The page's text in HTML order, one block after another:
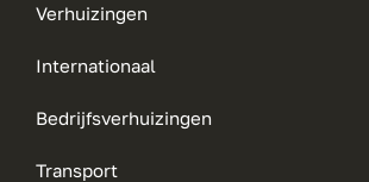
Verhuizingen
Internationaal
Bedrijfsverhuizingen
Transport